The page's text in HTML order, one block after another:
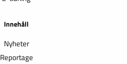
Innehåll
Nyheter
Reportage